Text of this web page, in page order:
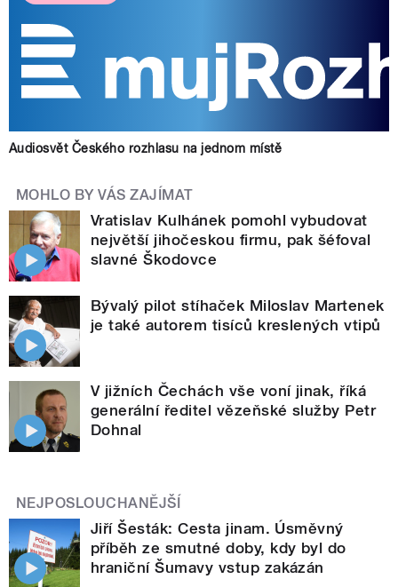
Audiosvět Českého rozhlasu na jednom místě
MOHLO BY VÁS ZAJÍMAT
Vratislav Kulhánek pomohl vybudovat
největší jihočeskou firmu, pak šéfoval
slavné Škodovce
Bývalý pilot stíhaček Miloslav Martenek
je také autorem tisíců kreslených vtipů
V jižních Čechách vše voní jinak, říká
generální ředitel vězeňské služby Petr
Dohnal
NEJPOSLOUCHANĚJŠÍ
Jiří Šesták: Cesta jinam. Úsměvný
příběh ze smutné doby, kdy byl do
hraniční Šumavy vstup zakázán